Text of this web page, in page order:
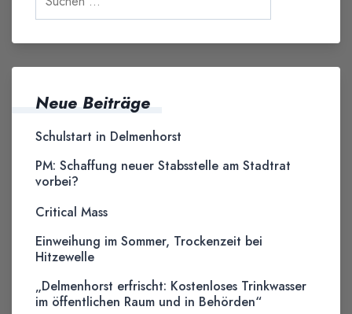
Neue Beiträge
Schulstart in Delmenhorst
PM: Schaffung neuer Stabsstelle am Stadtrat
vorbei?
Critical Mass
Einweihung im Sommer, Trockenzeit bei
Hitzewelle
„Delmenhorst erfrischt: Kostenloses Trinkwasser
im öffentlichen Raum und in Behörden“